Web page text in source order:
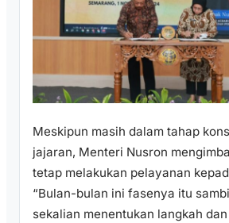
Meskipun masih dalam tahap
jajaran, Menteri Nusron
tetap melakukan pelayanan
“Bulan-bulan ini fasenya itu
sekalian menentukan langkah